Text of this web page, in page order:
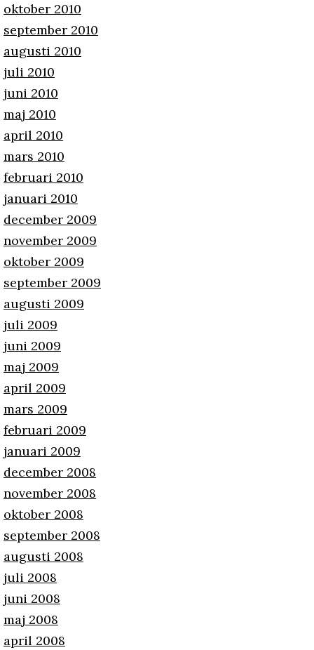
oktober 2010
september 2010
augusti 2010
juli 2010
juni 2010
maj 2010
april 2010
mars 2010
februari 2010
januari 2010
december 2009
november 2009
oktober 2009
september 2009
augusti 2009
juli 2009
juni 2009
maj 2009
april 2009
mars 2009
februari 2009
januari 2009
december 2008
november 2008
oktober 2008
september 2008
augusti 2008
juli 2008
juni 2008
maj 2008
april 2008